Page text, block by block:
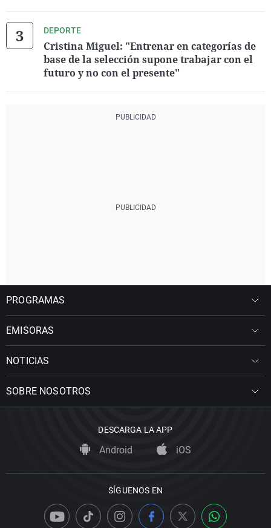
DEPORTE
Cristina Miguel: "Entrenar en categorías de
base de la selección supone trabajar con el
futuro y no con el presente"
PROGRAMAS
EMISORAS
NOTICIAS
SOBRE NOSOTROS
DESCARGA LA APP
Android iOS
SÍGUENOS EN